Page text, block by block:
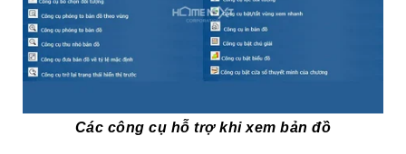
Các công cụ hỗ trợ khi xem bản đồ